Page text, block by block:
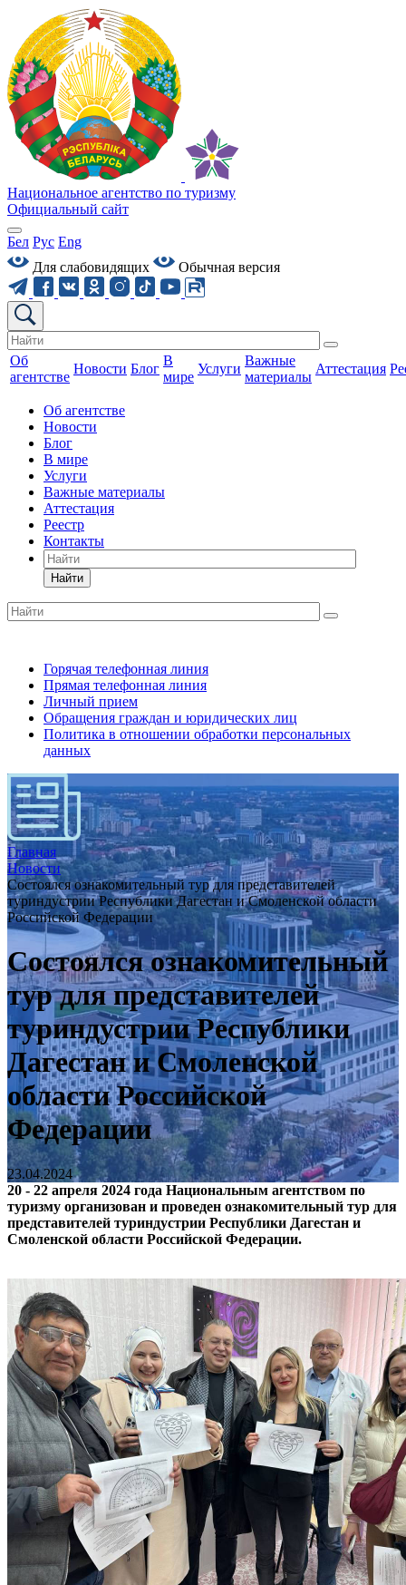
Национальное агентство по туризму
Официальный сайт
Бел Рус Eng
Для слабовидящих
Обычная версия
Об
агентстве
Новости Блог
В
мире
Услуги
Важные
материалы
Аттестация
Об агентстве
Новости
Блог
В мире
Услуги
Важные материалы
Аттестация
Реестр
Контакты
Найти
Горячая телефонная линия
Прямая телефонная линия
Личный прием
Обращения граждан и юридических лиц
Политика в отношении обработки персональных
данных
Главная
Новости
Состоялся ознакомительный тур для представителей
туриндустрии Республики Дагестан и Смоленской области
Российской Федерации
Состоялся ознакомительный
тур для представителей
туриндустрии Республики
Дагестан и Смоленской
области Российской
Федерации
23.04.2024
20 - 22 апреля 2024 года Национальным агентством по
туризму организован и проведен ознакомительный тур для
представителей туриндустрии Республики Дагестан и
Смоленской области Российской Федерации.